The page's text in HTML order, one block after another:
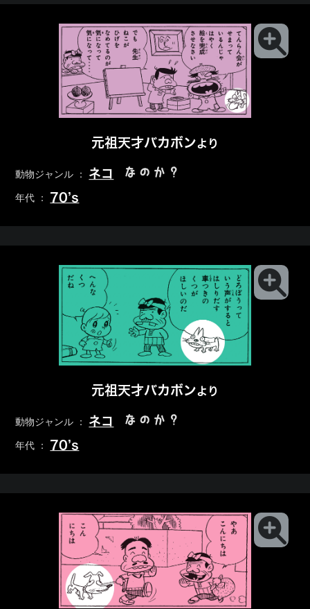
元祖天才バカボンより
動物ジャンル ： ネコ なのか？
年代 ： 70’s
元祖天才バカボンより
動物ジャンル ： ネコ なのか？
年代 ： 70’s